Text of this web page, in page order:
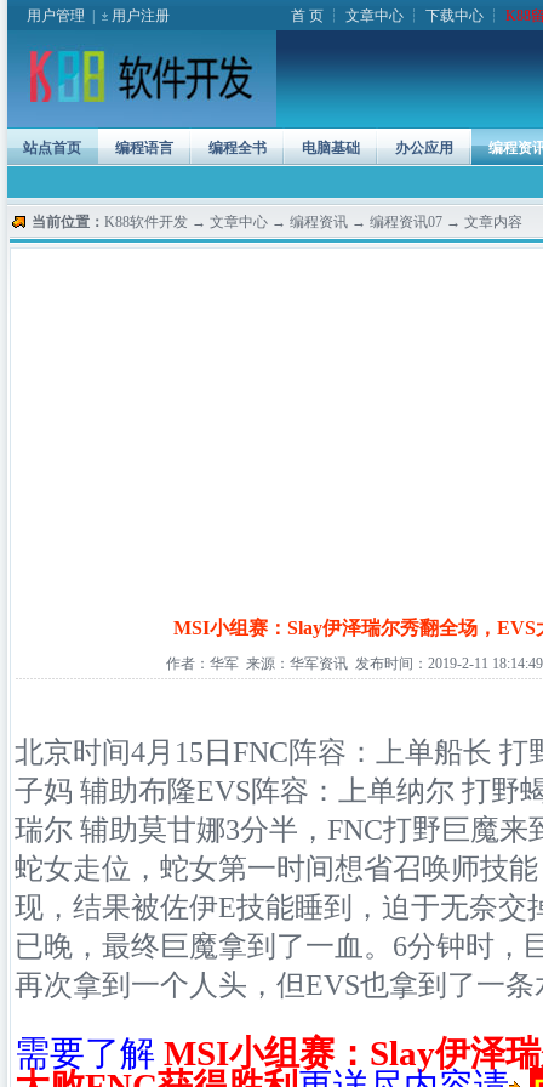
用户管理 用户注册 首 页 ┆ 文章中心 ┆ 下载中心 ┆ K88
站点首页 编程语言 编程全书 电脑基础 办公应用 编程资
当前位置： K88软件开发 → 文章中心 → 编程资讯 → 编程资讯07 → 文章内容
MSI小组赛：Slay伊泽瑞尔秀翻全场，
作者：华军 来源：华军资讯 发布时间：2019-2-11 18:14:49
北京时间4月15日FNC阵容：上单船长
子妈 辅助布隆EVS阵容：上单纳尔 打野
瑞尔 辅助莫甘娜3分半，FNC打野巨魔来
蛇女走位，蛇女第一时间想省召唤师技
现，结果被佐伊E技能睡到，迫于无奈交
已晚，最终巨魔拿到了一血。6分钟时，
再次拿到一个人头，但EVS也拿到了一条
需要了解 MSI小组赛：Slay伊泽